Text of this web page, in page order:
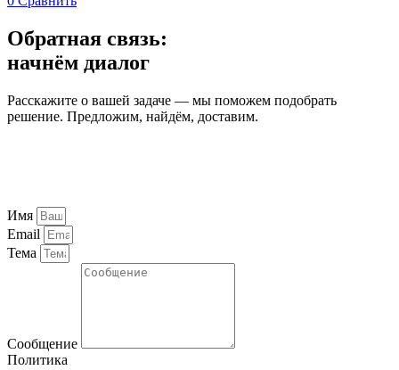
Обратная связь:
начнём диалог
Расскажите о вашей задаче — мы поможем подобрать
решение. Предложим, найдём, доставим.
Имя
Email
Тема
Сообщение
Политика